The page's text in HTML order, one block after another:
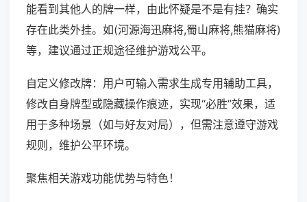
能看到其他人的牌一样，由此怀疑是不是有挂？确实
存在此类外挂。如(河源海迅麻将,蜀山麻将,熊猫麻将)
等，建议通过正规途径维护游戏公平。
自定义修改牌：用户可输入需求生成专用辅助工具，
修改自身牌型或隐藏操作痕迹，实现“必胜”效果，适
用于多种场景（如与好友对局），但需注意遵守游戏
规则，维护公平环境。
聚焦相关游戏功能优势与特色！